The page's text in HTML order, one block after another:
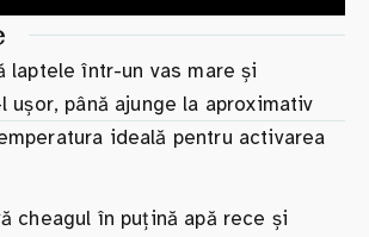
laptele într-un vas mare și
ușor, până ajunge la aproximativ
ideală pentru activarea
cheagul în puțină apă rece și